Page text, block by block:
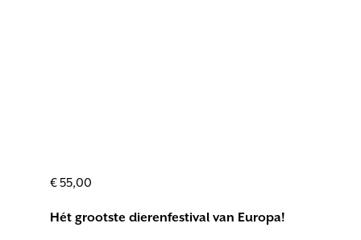
€55,00
Hét grootste dierenfestival van Europa!